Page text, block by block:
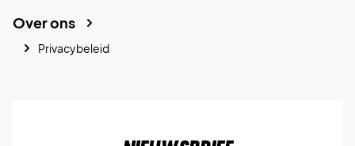
Over ons
Privacybeleid